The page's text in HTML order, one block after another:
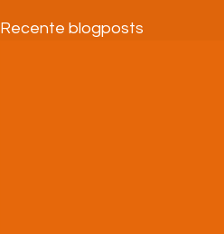
Recente blogposts